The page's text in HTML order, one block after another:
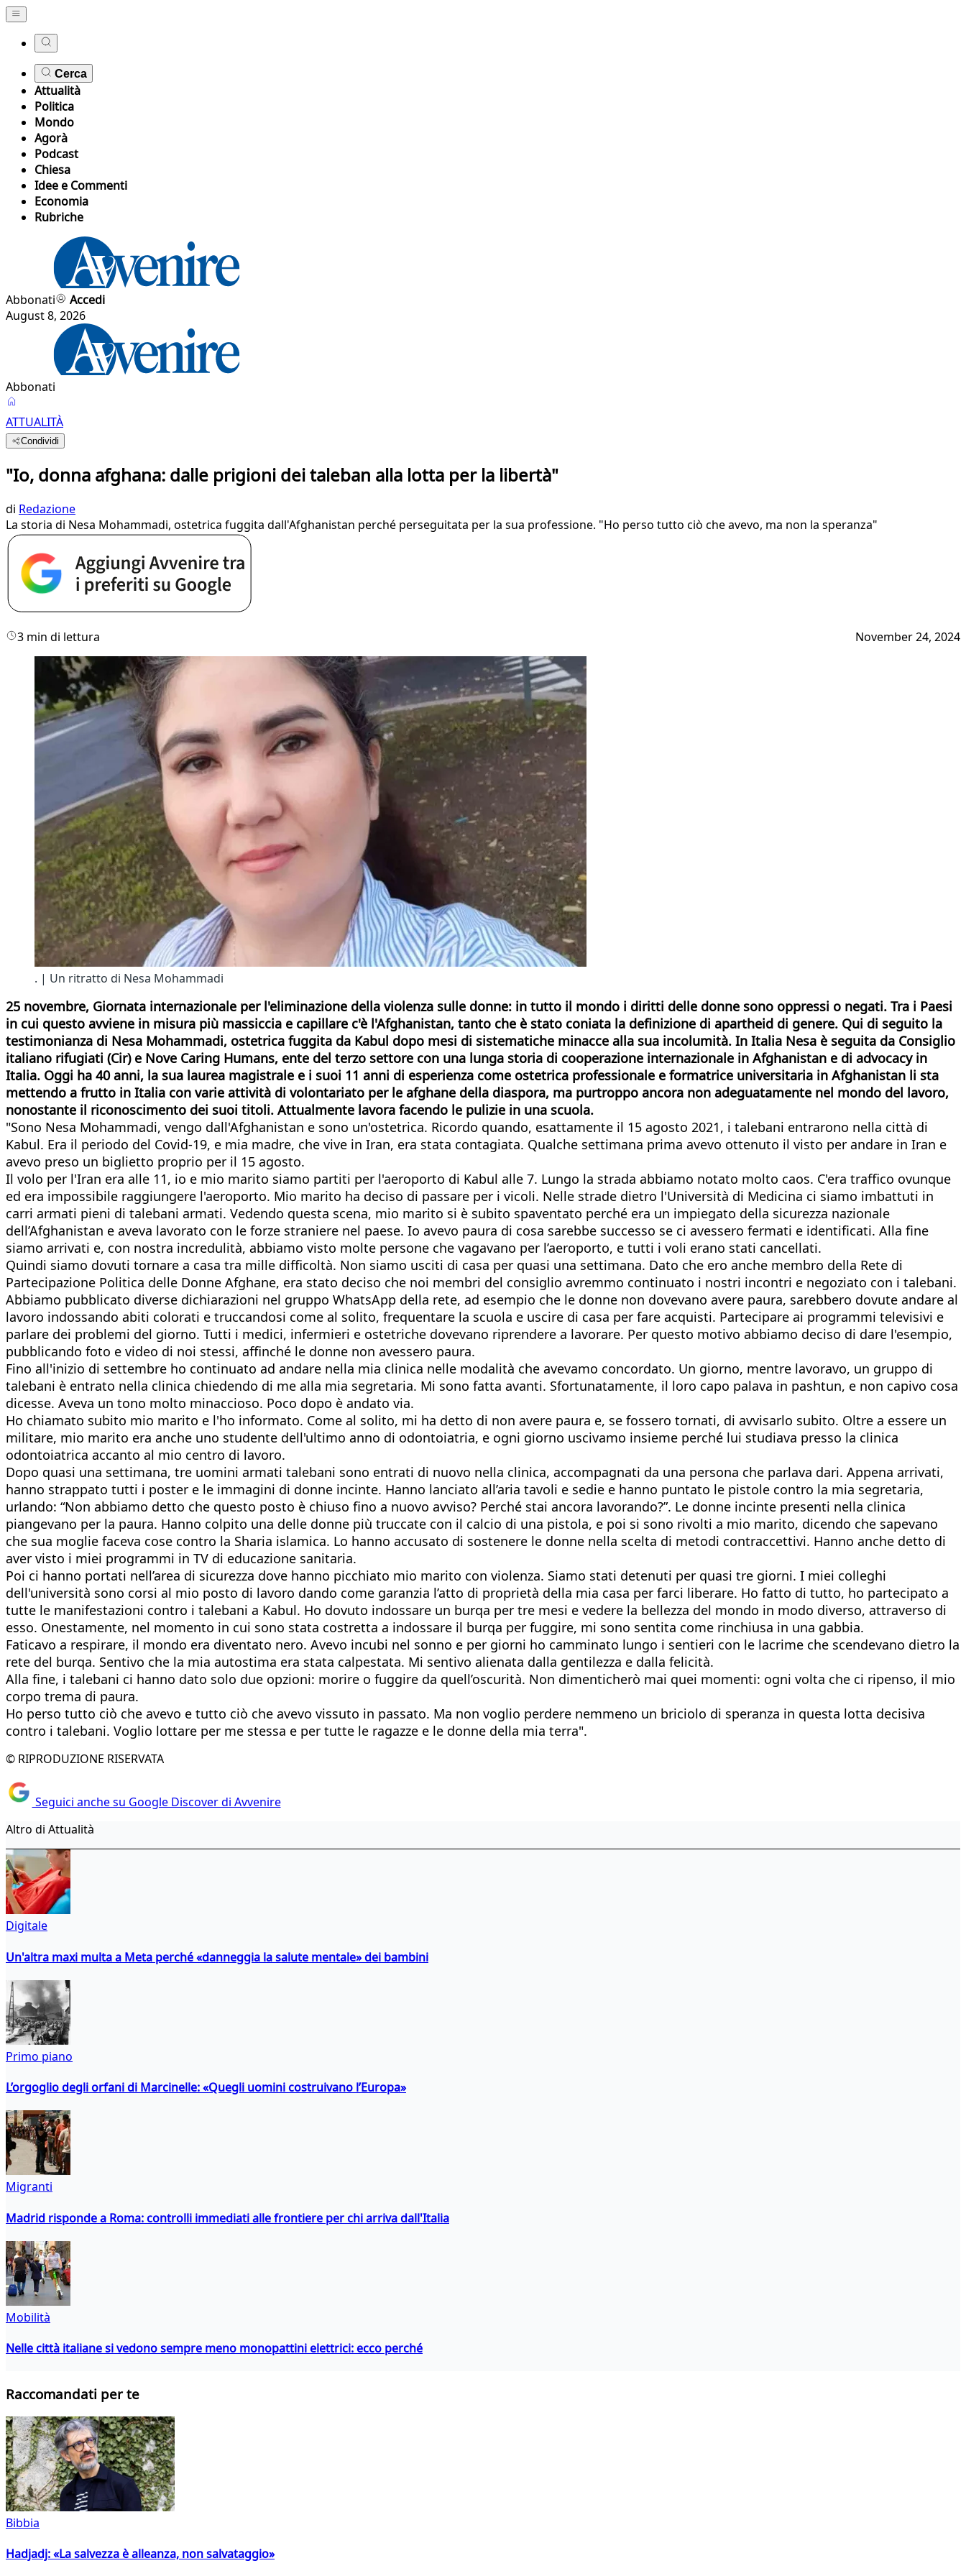
Cerca
Attualità
Politica
Mondo
Agorà
Podcast
Chiesa
Idee e Commenti
Economia
Rubriche
Abbonati
Accedi
August 8, 2026
Abbonati
ATTUALITÀ
Condividi
"Io, donna afghana: dalle prigioni dei taleban alla lotta per la libertà"
di Redazione
La storia di Nesa Mohammadi, ostetrica fuggita dall'Afghanistan perché perseguitata per la sua professione. "Ho perso tutto ciò che avevo, ma non la speranza"
3 min di lettura November 24, 2024
. | Un ritratto di Nesa Mohammadi
25 novembre, Giornata internazionale per l'eliminazione della violenza sulle donne: in tutto il mondo i diritti delle donne sono oppressi o negati. Tra i Paesi
in cui questo avviene in misura più massiccia e capillare c'è l'Afghanistan, tanto che è stato coniata la definizione di apartheid di genere. Qui di seguito la
testimonianza di Nesa Mohammadi, ostetrica fuggita da Kabul dopo mesi di sistematiche minacce alla sua incolumità. In Italia Nesa è seguita da Consiglio
italiano rifugiati (Cir) e Nove Caring Humans, ente del terzo settore con una lunga storia di cooperazione internazionale in Afghanistan e di advocacy in
Italia. Oggi ha 40 anni, la sua laurea magistrale e i suoi 11 anni di esperienza come ostetrica professionale e formatrice universitaria in Afghanistan li sta
mettendo a frutto in Italia con varie attività di volontariato per le afghane della diaspora, ma purtroppo ancora non adeguatamente nel mondo del lavoro,
nonostante il riconoscimento dei suoi titoli. Attualmente lavora facendo le pulizie in una scuola.
"Sono Nesa Mohammadi, vengo dall'Afghanistan e sono un'ostetrica. Ricordo quando, esattamente il 15 agosto 2021, i talebani entrarono nella città di
Kabul. Era il periodo del Covid-19, e mia madre, che vive in Iran, era stata contagiata. Qualche settimana prima avevo ottenuto il visto per andare in Iran e
avevo preso un biglietto proprio per il 15 agosto.
Il volo per l'Iran era alle 11, io e mio marito siamo partiti per l'aeroporto di Kabul alle 7. Lungo la strada abbiamo notato molto caos. C'era traffico ovunque
ed era impossibile raggiungere l'aeroporto. Mio marito ha deciso di passare per i vicoli. Nelle strade dietro l'Università di Medicina ci siamo imbattuti in
carri armati pieni di talebani armati. Vedendo questa scena, mio marito si è subito spaventato perché era un impiegato della sicurezza nazionale
dell’Afghanistan e aveva lavorato con le forze straniere nel paese. Io avevo paura di cosa sarebbe successo se ci avessero fermati e identificati. Alla fine
siamo arrivati e, con nostra incredulità, abbiamo visto molte persone che vagavano per l’aeroporto, e tutti i voli erano stati cancellati.
Quindi siamo dovuti tornare a casa tra mille difficoltà. Non siamo usciti di casa per quasi una settimana. Dato che ero anche membro della Rete di
Partecipazione Politica delle Donne Afghane, era stato deciso che noi membri del consiglio avremmo continuato i nostri incontri e negoziato con i talebani.
Abbiamo pubblicato diverse dichiarazioni nel gruppo WhatsApp della rete, ad esempio che le donne non dovevano avere paura, sarebbero dovute andare al
lavoro indossando abiti colorati e truccandosi come al solito, frequentare la scuola e uscire di casa per fare acquisti. Partecipare ai programmi televisivi e
parlare dei problemi del giorno. Tutti i medici, infermieri e ostetriche dovevano riprendere a lavorare. Per questo motivo abbiamo deciso di dare l'esempio,
pubblicando foto e video di noi stessi, affinché le donne non avessero paura.
Fino all'inizio di settembre ho continuato ad andare nella mia clinica nelle modalità che avevamo concordato. Un giorno, mentre lavoravo, un gruppo di
talebani è entrato nella clinica chiedendo di me alla mia segretaria. Mi sono fatta avanti. Sfortunatamente, il loro capo palava in pashtun, e non capivo cosa
dicesse. Aveva un tono molto minaccioso. Poco dopo è andato via.
Ho chiamato subito mio marito e l'ho informato. Come al solito, mi ha detto di non avere paura e, se fossero tornati, di avvisarlo subito. Oltre a essere un
militare, mio marito era anche uno studente dell'ultimo anno di odontoiatria, e ogni giorno uscivamo insieme perché lui studiava presso la clinica
odontoiatrica accanto al mio centro di lavoro.
Dopo quasi una settimana, tre uomini armati talebani sono entrati di nuovo nella clinica, accompagnati da una persona che parlava dari. Appena arrivati,
hanno strappato tutti i poster e le immagini di donne incinte. Hanno lanciato all’aria tavoli e sedie e hanno puntato le pistole contro la mia segretaria,
urlando: “Non abbiamo detto che questo posto è chiuso fino a nuovo avviso? Perché stai ancora lavorando?”. Le donne incinte presenti nella clinica
piangevano per la paura. Hanno colpito una delle donne più truccate con il calcio di una pistola, e poi si sono rivolti a mio marito, dicendo che sapevano
che sua moglie faceva cose contro la Sharia islamica. Lo hanno accusato di sostenere le donne nella scelta di metodi contraccettivi. Hanno anche detto di
aver visto i miei programmi in TV di educazione sanitaria.
Poi ci hanno portati nell’area di sicurezza dove hanno picchiato mio marito con violenza. Siamo stati detenuti per quasi tre giorni. I miei colleghi
dell'università sono corsi al mio posto di lavoro dando come garanzia l’atto di proprietà della mia casa per farci liberare. Ho fatto di tutto, ho partecipato a
tutte le manifestazioni contro i talebani a Kabul. Ho dovuto indossare un burqa per tre mesi e vedere la bellezza del mondo in modo diverso, attraverso di
esso. Onestamente, nel momento in cui sono stata costretta a indossare il burqa per fuggire, mi sono sentita come rinchiusa in una gabbia.
Faticavo a respirare, il mondo era diventato nero. Avevo incubi nel sonno e per giorni ho camminato lungo i sentieri con le lacrime che scendevano dietro la
rete del burqa. Sentivo che la mia autostima era stata calpestata. Mi sentivo alienata dalla gentilezza e dalla felicità.
Alla fine, i talebani ci hanno dato solo due opzioni: morire o fuggire da quell’oscurità. Non dimenticherò mai quei momenti: ogni volta che ci ripenso, il mio
corpo trema di paura.
Ho perso tutto ciò che avevo e tutto ciò che avevo vissuto in passato. Ma non voglio perdere nemmeno un briciolo di speranza in questa lotta decisiva
contro i talebani. Voglio lottare per me stessa e per tutte le ragazze e le donne della mia terra".
© RIPRODUZIONE RISERVATA
Seguici anche su Google Discover di Avvenire
Altro di Attualità
Digitale
Un'altra maxi multa a Meta perché «danneggia la salute mentale» dei bambini
Primo piano
L’orgoglio degli orfani di Marcinelle: «Quegli uomini costruivano l’Europa»
Migranti
Madrid risponde a Roma: controlli immediati alle frontiere per chi arriva dall'Italia
Mobilità
Nelle città italiane si vedono sempre meno monopattini elettrici: ecco perché
Raccomandati per te
Bibbia
Hadjadj: «La salvezza è alleanza, non salvataggio»